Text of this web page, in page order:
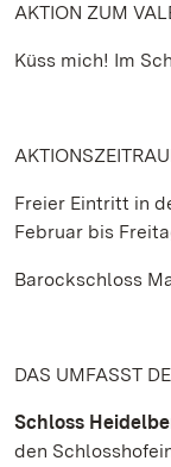
AKTION ZUM
Küss mich! Im
Freier Eintritt in
Februar bis
Barockschloss
DAS UMFASST
Schloss
den